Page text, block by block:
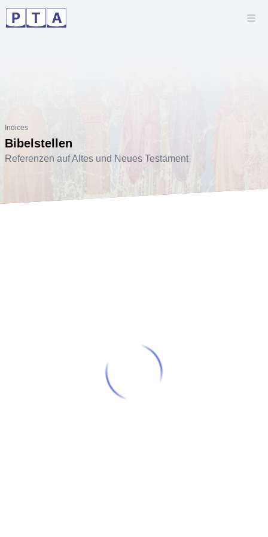
Indices
Bibelstellen
Referenzen auf Altes und Neues Testament